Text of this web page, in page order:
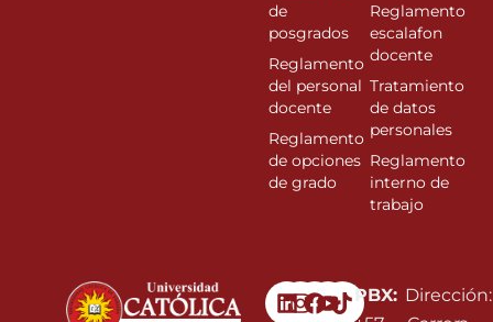
Linkedin
Instagram
Facebook
Youtube
PBX: Dirección:
de
posgrados
Reglamento
del personal
docente
Reglamento
de opciones
de grado
Reglamento
escalafon
docente
Tratamiento
de datos
personales
Reglamento
interno de
trabajo